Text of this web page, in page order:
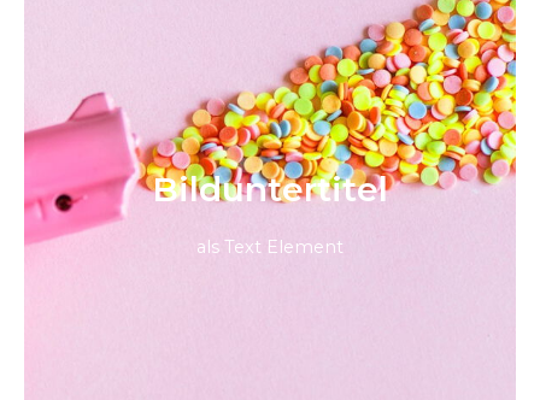
Bild­unter­titel
als Text Element